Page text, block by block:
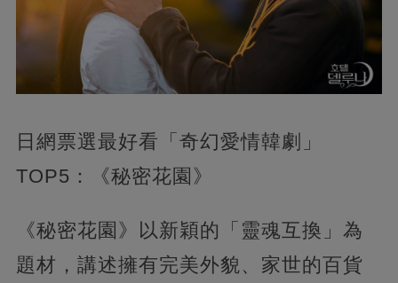
日網票選最好看「奇幻愛情韓劇」
TOP5：《秘密花園》
《秘密花園》以新穎的「靈魂互換」為
題材，講述擁有完美外貌、家世的百貨